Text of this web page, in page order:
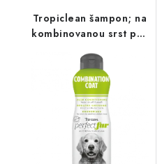
Tropiclean šampon; na
kombinovanou srst pro